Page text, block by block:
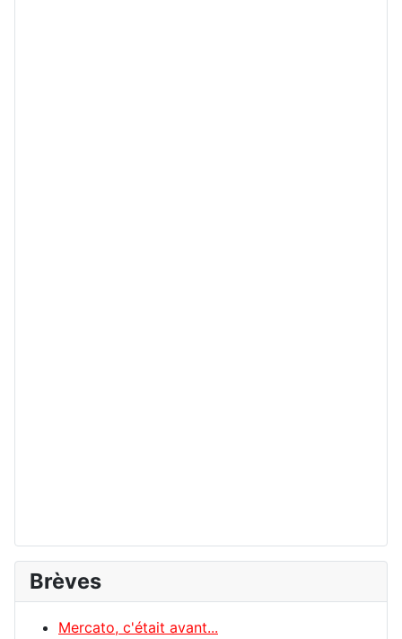
Brèves
Mercato, c'était avant...